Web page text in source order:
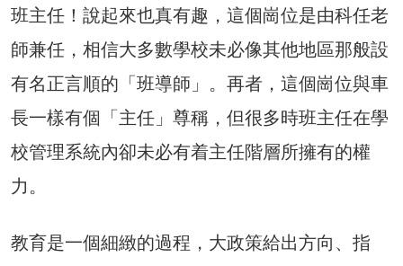
班主任！說起來也真有趣，這個崗位是由科任老
師兼任，相信大多數學校未必像其他地區那般設
有名正言順的「班導師」。再者，這個崗位與車
長一樣有個「主任」尊稱，但很多時班主任在學
校管理系統內卻未必有着主任階層所擁有的權
力。
教育是一個細緻的過程，大政策給出方向、指